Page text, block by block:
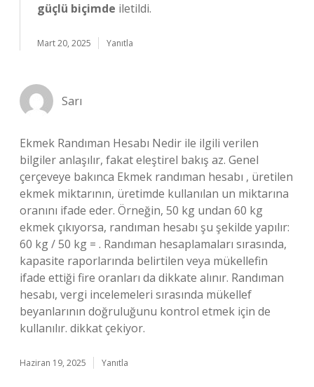
güçlü biçimde iletildi.
Mart 20, 2025 Yanıtla
Sarı
Ekmek Randıman Hesabı Nedir ile ilgili verilen
bilgiler anlaşılır, fakat eleştirel bakış az. Genel
çerçeveye bakınca Ekmek randıman hesabı , üretilen
ekmek miktarının, üretimde kullanılan un miktarına
oranını ifade eder. Örneğin, 50 kg undan 60 kg
ekmek çıkıyorsa, randıman hesabı şu şekilde yapılır:
60 kg / 50 kg = . Randıman hesaplamaları sırasında,
kapasite raporlarında belirtilen veya mükellefin
ifade ettiği fire oranları da dikkate alınır. Randıman
hesabı, vergi incelemeleri sırasında mükellef
beyanlarının doğruluğunu kontrol etmek için de
kullanılır. dikkat çekiyor.
Haziran 19, 2025 Yanıtla